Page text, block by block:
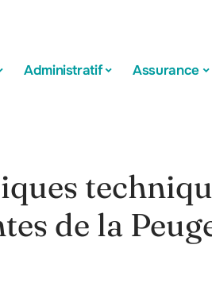
Administratif Assurance
de la